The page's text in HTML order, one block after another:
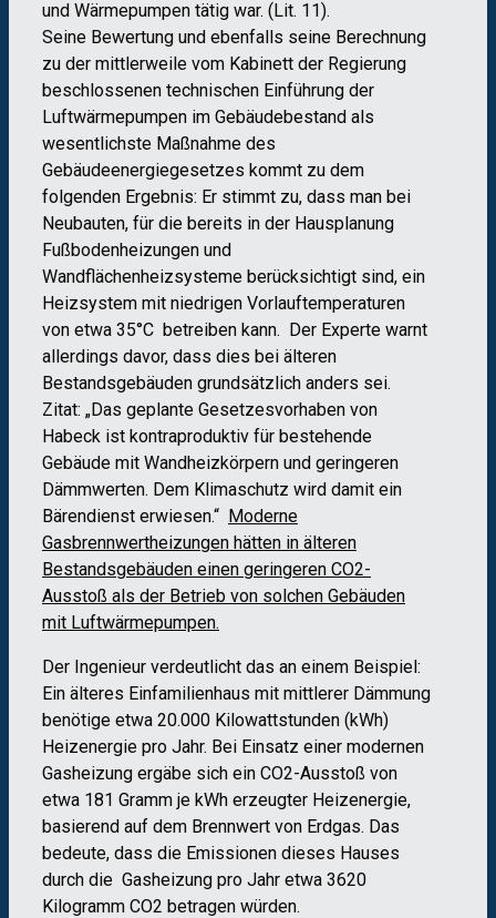
und Wärmepumpen tätig war. (Lit. 11).
Seine Bewertung und ebenfalls seine Berechnung
zu der mittlerweile vom Kabinett der Regierung
beschlossenen technischen Einführung der
Luftwärmepumpen im Gebäudebestand als
wesentlichste Maßnahme des
Gebäudeenergiegesetzes kommt zu dem
folgenden Ergebnis: Er stimmt zu, dass man bei
Neubauten, für die bereits in der Hausplanung
Fußbodenheizungen und
Wandflächenheizsysteme berücksichtigt sind, ein
Heizsystem mit niedrigen Vorlauftemperaturen
von etwa 35°C betreiben kann. Der Experte warnt
allerdings davor, dass dies bei älteren
Bestandsgebäuden grundsätzlich anders sei.
Zitat: „Das geplante Gesetzesvorhaben von
Habeck ist kontraproduktiv für bestehende
Gebäude mit Wandheizkörpern und geringeren
Dämmwerten. Dem Klimaschutz wird damit ein
Bärendienst erwiesen.“ Moderne
Gasbrennwertheizungen hätten in älteren
Bestandsgebäuden einen geringeren CO2-
Ausstoß als der Betrieb von solchen Gebäuden
mit Luftwärmepumpen.
Der Ingenieur verdeutlicht das an einem Beispiel:
Ein älteres Einfamilienhaus mit mittlerer Dämmung
benötige etwa 20.000 Kilowattstunden (kWh)
Heizenergie pro Jahr. Bei Einsatz einer modernen
Gasheizung ergäbe sich ein CO2-Ausstoß von
etwa 181 Gramm je kWh erzeugter Heizenergie,
basierend auf dem Brennwert von Erdgas. Das
bedeute, dass die Emissionen dieses Hauses
durch die Gasheizung pro Jahr etwa 3620
Kilogramm CO2 betragen würden.